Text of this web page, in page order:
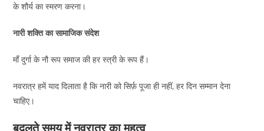
के शौर्य का स्मरण करना।
नारी शक्ति का सामाजिक संदेश
माँ दुर्गा के नौ रूप समाज की हर स्त्री के रूप हैं।
नवरात्र हमें याद दिलाता है कि नारी को सिर्फ़ पूजा ही नहीं, हर दिन सम्मान देना
चाहिए।